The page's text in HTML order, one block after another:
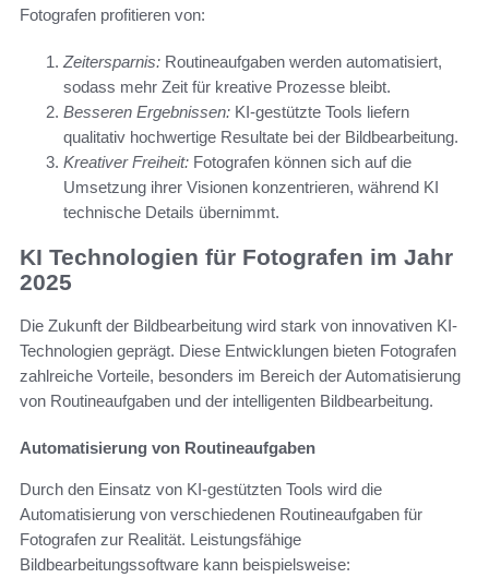
Fotografen profitieren von:
Zeitersparnis: Routineaufgaben werden automatisiert,
sodass mehr Zeit für kreative Prozesse bleibt.
Besseren Ergebnissen: KI-gestützte Tools liefern
qualitativ hochwertige Resultate bei der Bildbearbeitung.
Kreativer Freiheit: Fotografen können sich auf die
Umsetzung ihrer Visionen konzentrieren, während KI
technische Details übernimmt.
KI Technologien für Fotografen im Jahr
2025
Die Zukunft der Bildbearbeitung wird stark von innovativen KI-
Technologien geprägt. Diese Entwicklungen bieten Fotografen
zahlreiche Vorteile, besonders im Bereich der Automatisierung
von Routineaufgaben und der intelligenten Bildbearbeitung.
Automatisierung von Routineaufgaben
Durch den Einsatz von KI-gestützten Tools wird die
Automatisierung von verschiedenen Routineaufgaben für
Fotografen zur Realität. Leistungsfähige
Bildbearbeitungssoftware kann beispielsweise: